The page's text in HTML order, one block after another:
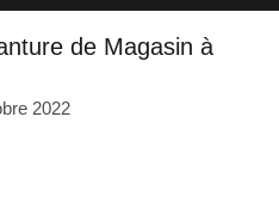
de Magasin à
2022